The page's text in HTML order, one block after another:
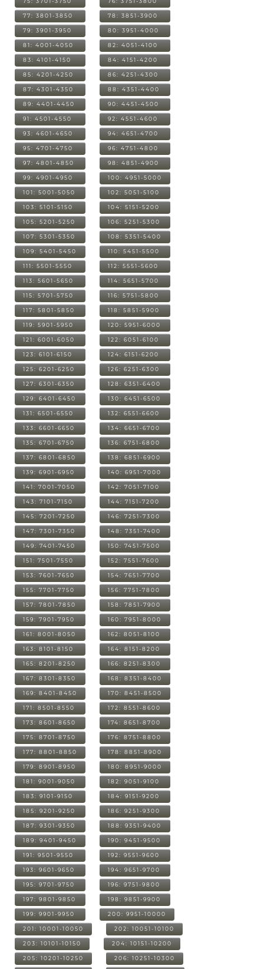
77: 3801-3850 78: 3851-3900
79: 3901-3950 80: 3951-4000
81: 4001-4050 82: 4051-4100
83: 4101-4150 84: 4151-4200
85: 4201-4250 86: 4251-4300
87: 4301-4350 88: 4351-4400
89: 4401-4450 90: 4451-4500
91: 4501-4550 92: 4551-4600
93: 4601-4650 94: 4651-4700
95: 4701-4750 96: 4751-4800
97: 4801-4850 98: 4851-4900
99: 4901-4950 100: 4951-5000
101: 5001-5050 102: 5051-5100
103: 5101-5150 104: 5151-5200
105: 5201-5250 106: 5251-5300
107: 5301-5350 108: 5351-5400
109: 5401-5450 110: 5451-5500
111: 5501-5550 112: 5551-5600
113: 5601-5650 114: 5651-5700
115: 5701-5750 116: 5751-5800
117: 5801-5850 118: 5851-5900
119: 5901-5950 120: 5951-6000
121: 6001-6050 122: 6051-6100
123: 6101-6150 124: 6151-6200
125: 6201-6250 126: 6251-6300
127: 6301-6350 128: 6351-6400
129: 6401-6450 130: 6451-6500
131: 6501-6550 132: 6551-6600
133: 6601-6650 134: 6651-6700
135: 6701-6750 136: 6751-6800
137: 6801-6850 138: 6851-6900
139: 6901-6950 140: 6951-7000
141: 7001-7050 142: 7051-7100
143: 7101-7150 144: 7151-7200
145: 7201-7250 146: 7251-7300
147: 7301-7350 148: 7351-7400
149: 7401-7450 150: 7451-7500
151: 7501-7550 152: 7551-7600
153: 7601-7650 154: 7651-7700
155: 7701-7750 156: 7751-7800
157: 7801-7850 158: 7851-7900
159: 7901-7950 160: 7951-8000
161: 8001-8050 162: 8051-8100
163: 8101-8150 164: 8151-8200
165: 8201-8250 166: 8251-8300
167: 8301-8350 168: 8351-8400
169: 8401-8450 170: 8451-8500
171: 8501-8550 172: 8551-8600
173: 8601-8650 174: 8651-8700
175: 8701-8750 176: 8751-8800
177: 8801-8850 178: 8851-8900
179: 8901-8950 180: 8951-9000
181: 9001-9050 182: 9051-9100
183: 9101-9150 184: 9151-9200
185: 9201-9250 186: 9251-9300
187: 9301-9350 188: 9351-9400
189: 9401-9450 190: 9451-9500
191: 9501-9550 192: 9551-9600
193: 9601-9650 194: 9651-9700
195: 9701-9750 196: 9751-9800
197: 9801-9850 198: 9851-9900
199: 9901-9950 200: 9951-10000
201: 10001-10050 202: 10051-10100
203: 10101-10150 204: 10151-10200
205: 10201-10250 206: 10251-10300